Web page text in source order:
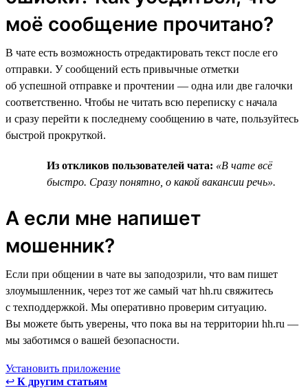
моё сообщение прочитано?
В чате есть возможность отредактировать текст после его
отправки. У сообщений есть привычные отметки
об успешной отправке и прочтении — одна или две галочки
соответственно. Чтобы не читать всю переписку с начала
и сразу перейти к последнему сообщению в чате, пользуйтесь
быстрой прокруткой.
Из откликов пользователей чата: «В чате всё
быстро. Сразу понятно, о какой вакансии речь».
А если мне напишет
мошенник?
Если при общении в чате вы заподозрили, что вам пишет
злоумышленник, через тот же самый чат hh.ru свяжитесь
с техподдержкой. Мы оперативно проверим ситуацию.
Вы можете быть уверены, что пока вы на территории hh.ru —
мы заботимся о вашей безопасности.
Установить приложение
↩ К другим статьям